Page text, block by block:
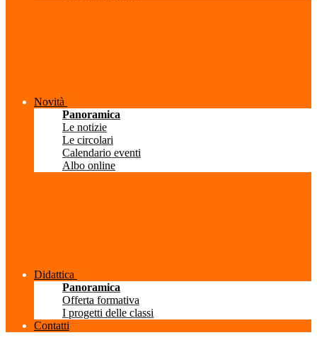
Novità
Panoramica
Le notizie
Le circolari
Calendario eventi
Albo online
Didattica
Panoramica
Offerta formativa
I progetti delle classi
Contatti